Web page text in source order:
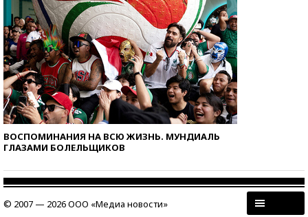
ВОСПОМИНАНИЯ НА ВСЮ ЖИЗНЬ. МУНДИАЛЬ
ГЛАЗАМИ БОЛЕЛЬЩИКОВ
© 2007 — 2026 ООО «Медиа новости»